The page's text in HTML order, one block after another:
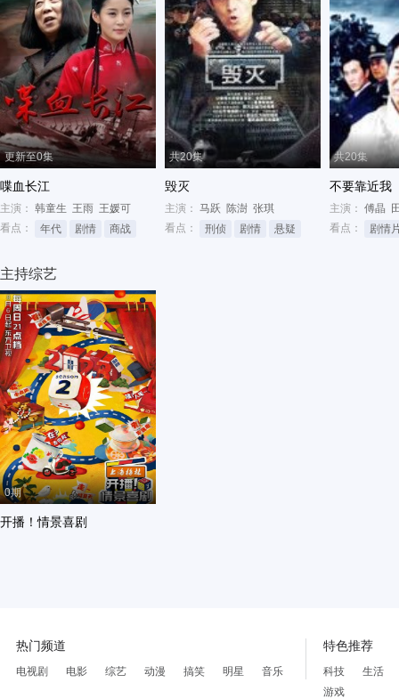
更新至0集
喋血长江
主演： 韩童生 王雨 王媛可
看点：
年代 剧情 商战
共20集
毁灭
主演： 马跃 陈澍 张琪
看点：
刑侦 剧情 悬疑
共20集
不要靠近我
主演： 傅晶
看点：
剧情
主持综艺
0期
开播！情景喜剧
热门频道
电视剧 电影 综艺 动漫 搞笑 明星 音乐
特色推荐
科技
生活
游戏